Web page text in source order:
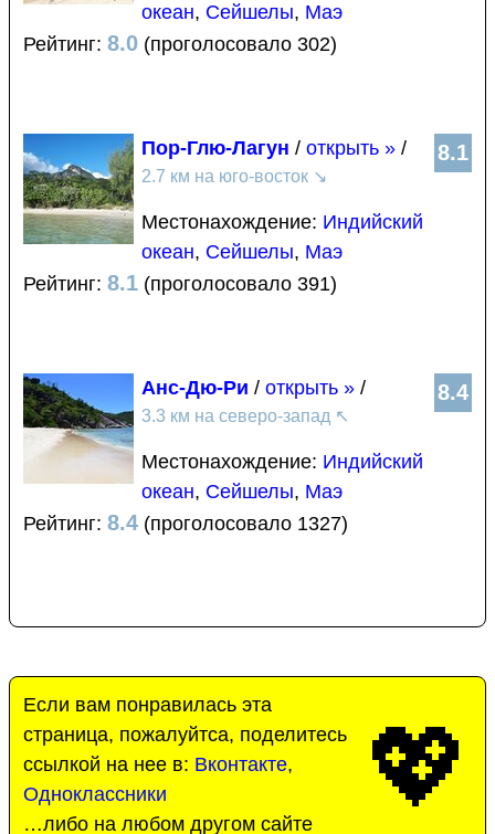
океан, Сейшелы, Маэ
Рейтинг: 8.0 (проголосовало 302)
8.1
Пор-Глю-Лагун / открыть » /
2.7 км на юго-восток ↘
Местонахождение: Индийский
океан, Сейшелы, Маэ
Рейтинг: 8.1 (проголосовало 391)
8.4
Анс-Дю-Ри / открыть » /
3.3 км на северо-запад ↖
Местонахождение: Индийский
океан, Сейшелы, Маэ
Рейтинг: 8.4 (проголосовало 1327)
💖
Если вам понравилась эта
страница, пожалуйтса, поделитесь
ссылкой на нее в: Вконтакте,
Одноклассники
…либо на любом другом сайте